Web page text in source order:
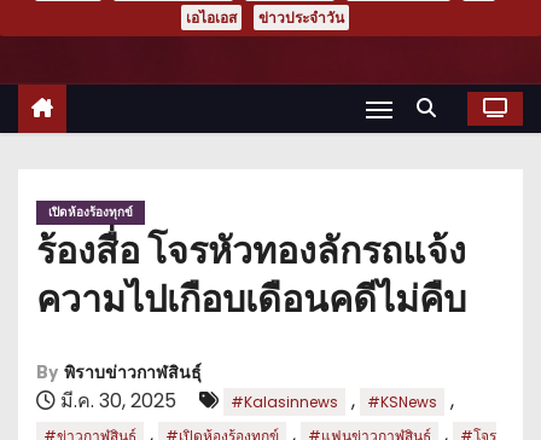
เอไอเอส
ข่าวประจำวัน
เปิดห้องร้องทุกข์
ร้องสื่อ โจรหัวทองลักรถแจ้ง
ความไปเกือบเดือนคดีไม่คืบ
By พิราบข่าวกาฬสินธุ์
มี.ค. 30, 2025 #Kalasinnews , #KSNews ,
#ข่าวกาฬสินธุ์ #เปิดห้องร้องทุกข์ #แฟนข่าวกาฬสินธุ์
#โจร